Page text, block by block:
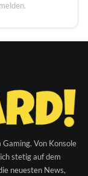
Von Konsole
stetig auf dem
neuesten News,